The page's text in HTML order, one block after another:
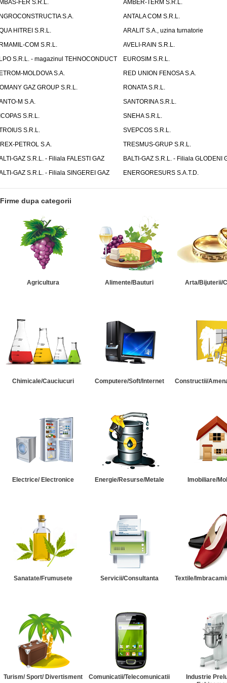
FER S.R.L.
AMBER-TERM S.R.L.
S.A.
ANTALA COM S.R.L.
HITREI S.R.L.
ARALIT S.A., uzina turnatorie
COM S.R.L.
AVELI-RAIN S.R.L.
S.R.L. - magazinul TEHNOCONDUCT
EUROSIM S.R.L.
MOLDOVA S.A.
RED UNION FENOSA S.A.
GAZ GROUP S.R.L.
RONATA S.R.L.
M S.A.
SANTORINA S.R.L.
S.R.L.
SNEHA S.R.L.
S.R.L.
SVEPCOS S.R.L.
PETROL S.A.
TRESMUS-GRUP S.R.L.
GAZ S.R.L. - Filiala FALESTI GAZ
BALTI-GAZ S.R.L. - Filiala GLODENI
GAZ S.R.L. - Filiala SINGEREI GAZ
ENERGORESURS S.A.T.D.
Firme dupa categorii
Agricultura Alimente/Bauturi Arta/Bijuterii/
Chimicale/Cauciucuri Computere/Soft/Internet Constructii/
Electrice/ Electronice Energie/Resurse/Metale Imobiliare/
Sanatate/Frumusete Servicii/Consultanta Textile/
Turism/ Sport/ Divertisment Comunicatii/Telecomunicatii
Industrie